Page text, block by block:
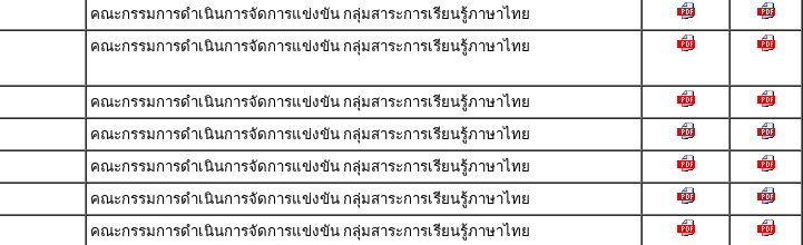
คณะกรรมการดำเนินการจัดการแข่งขัน กลุ่มสาระการเรียนรู้ภาษาไทย
คณะกรรมการดำเนินการจัดการแข่งขัน กลุ่มสาระการเรียนรู้ภาษาไทย
คณะกรรมการดำเนินการจัดการแข่งขัน กลุ่มสาระการเรียนรู้ภาษาไทย
คณะกรรมการดำเนินการจัดการแข่งขัน กลุ่มสาระการเรียนรู้ภาษาไทย
คณะกรรมการดำเนินการจัดการแข่งขัน กลุ่มสาระการเรียนรู้ภาษาไทย
คณะกรรมการดำเนินการจัดการแข่งขัน กลุ่มสาระการเรียนรู้ภาษาไทย
คณะกรรมการดำเนินการจัดการแข่งขัน กลุ่มสาระการเรียนรู้ภาษาไทย